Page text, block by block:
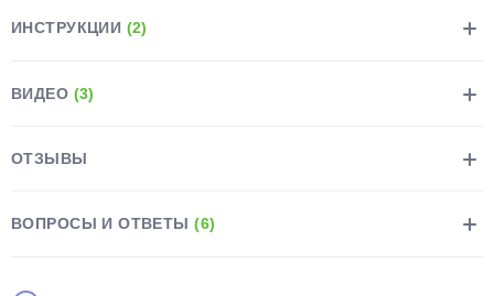
ИНСТРУКЦИИ (2)
ВИДЕО (3)
ОТЗЫВЫ
ВОПРОСЫ И ОТВЕТЫ(6)